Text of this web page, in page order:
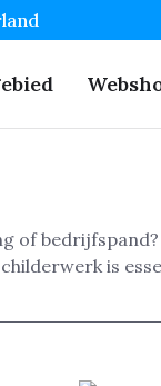
of
is